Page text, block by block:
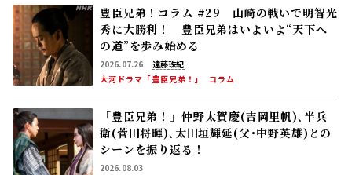
豊臣兄弟！コラム #29 山崎の戦いで明智光
秀に大勝利！ 豊臣兄弟はいよいよ“天下へ
の道”を歩み始める
2026.07.26
遠藤珠紀
大河ドラマ「豊臣兄弟！」
コラム
「豊臣兄弟！」仲野太賀――慶(吉岡里帆)､半兵
衛(菅田将暉)､太田垣輝延(父･中野英雄)との
シーンを振り返る！
2026.08.03